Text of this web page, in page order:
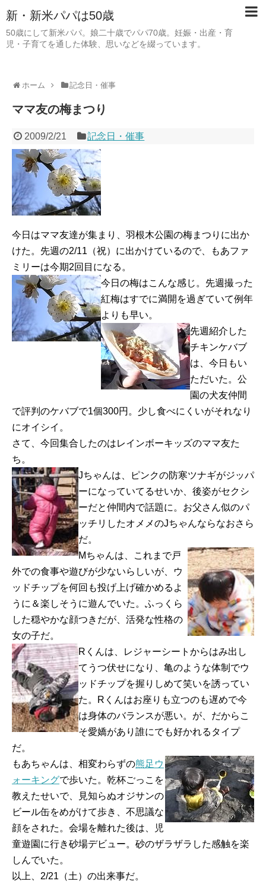
新・新米パパは50歳
50歳にして新米パパ。娘二十歳でパパ70歳。妊娠・出産・育
児・子育てを通した体験、思いなどを綴っています。
ホーム 記念日・催事
ママ友の梅まつり
2009/2/21 記念日・催事
今日はママ友達が集まり、羽根木公園の梅まつりに出か
けた。先週の2/11（祝）に出かけているので、もあファ
ミリーは今期2回目になる。
今日の梅はこんな感じ。先週撮った
紅梅はすでに満開を過ぎていて例年
よりも早い。
先週紹介した
チキンケバブ
は、今日もい
ただいた。公
園の犬友仲間
で評判のケバブで1個300円。少し食べにくいがそれなり
にオイシイ。
さて、今回集合したのはレインボーキッズのママ友た
ち。
Jちゃんは、ピンクの防寒ツナギがジッパ
ーになっていてるせいか、後姿がセクシ
ーだと仲間内で話題に。お父さん似のパ
ッチリしたオメメのJちゃんならなおさら
だ。
Mちゃんは、これまで戸
外での食事や遊びが少ないらしいが、ウ
ッドチップを何回も投げ上げ確かめるよ
うに＆楽しそうに遊んでいた。ふっくら
した穏やかな顔つきだが、活発な性格の
女の子だ。
Rくんは、レジャーシートからはみ出し
てうつ伏せになり、亀のような体制でウ
ッドチップを握りしめて笑いを誘ってい
た。Rくんはお座りも立つのも遅めで今
は身体のバランスが悪い。が、だからこ
そ愛嬌があり誰にでも好かれるタイプ
だ。
もあちゃんは、相変わらずの熊足ウ
ォーキングで歩いた。乾杯ごっこを
教えたせいで、見知らぬオジサンの
ビール缶をめがけて歩き、不思議な
顔をされた。会場を離れた後は、児
童遊園に行き砂場デビュー。砂のザラザラした感触を楽
しんでいた。
以上、2/21（土）の出来事だ。